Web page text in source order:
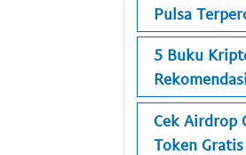
Pulsa
5 Buku
Cek Airdrop
Token